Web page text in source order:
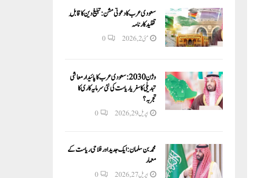
سعودی عرب کا دعوتی مشن: تبلیغ دین کا قابلِ
تقلید کارنامہ
مئی 2, 2026 0
وژن 2030:سعودی عرب کا پائیدار معاشی
تبدیلی کا سفر یا ریاست کی نئی سرمایہ کاری کا
تجربہ؟
اپریل 29, 2026 0
محمد بن سلمان: ایک جدید اور فلاحی ریاست کے
معمار
اپریل 27, 2026 0